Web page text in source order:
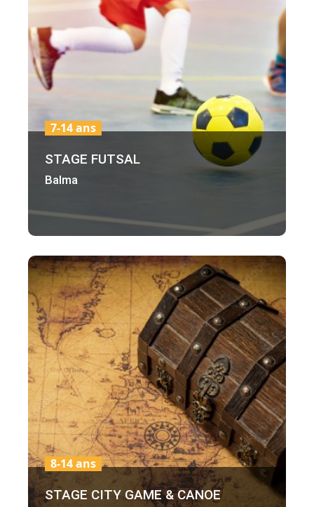
STAGE FUTSAL
Balma
7-14 ans
STAGE CITY GAME & CANOE
8-14 ans